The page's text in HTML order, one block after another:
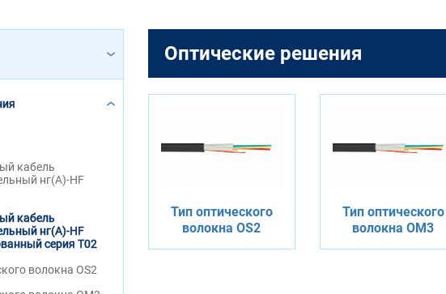
кабель распределительный
кабель
нг(А)-HF
кабель
нг(А)-HF
серия T02
волокна OS2
Оптические решения
Тип оптического
волокна OS2
Тип оптического
волокна OM3